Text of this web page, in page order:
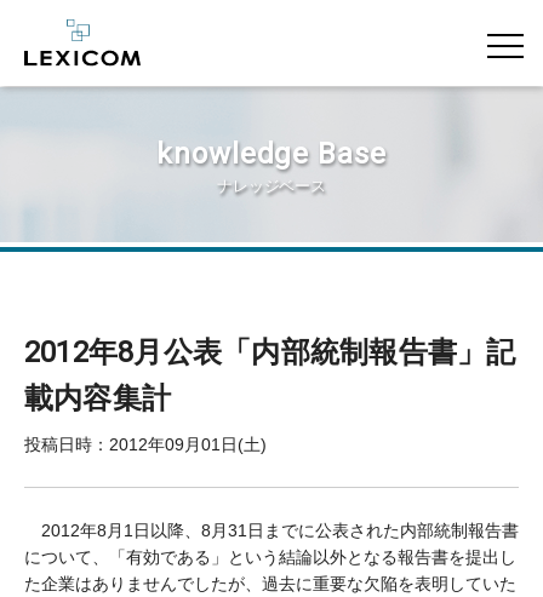
knowledge Base
ナレッジベース
2012年8月公表「内部統制報告書」記
載内容集計
投稿日時：2012年09月01日(土)
2012年8月1日以降、8月31日までに公表された内部統制報告書
について、「有効である」という結論以外となる報告書を提出し
た企業はありませんでしたが、過去に重要な欠陥を表明していた